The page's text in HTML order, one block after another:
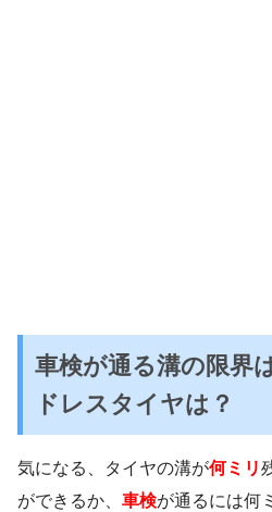
車検が通る溝の限界
ドレスタイヤは？
気になる、タイヤの溝が何ミリ
ができるか、 車検が通るには何